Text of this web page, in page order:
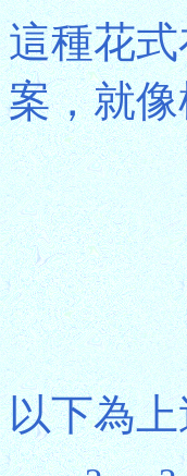
這種花
案，就
以下為